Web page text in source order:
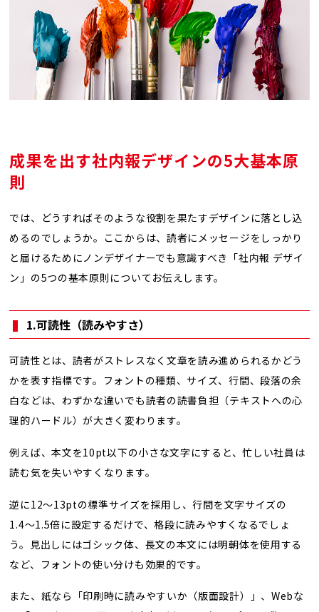
成果を出す社内報デザインの5大基本原
則
では、どうすればそのような役割を果たすデザインに落とし込
めるのでしょうか。ここからは、読者にメッセージをしっかり
と届けるためにノンデザイナーでも意識すべき「社内報 デザイ
ン」の5つの基本原則についてお伝えします。
1.可読性（読みやすさ）
可読性とは、読者がストレスなく文章を読み進められるかどう
かを表す指標です。フォントの種類、サイズ、行間、段落の余
白などは、わずかな違いでも読者の読書負担（テキストへの心
理的ハードル）が大きく変わります。
例えば、本文を10pt以下の小さな文字にすると、忙しい社員は
読む気を失いやすくなります。
逆に12〜13ptの標準サイズを採用し、行間を文字サイズの
1.4〜1.5倍に設定するだけで、格段に読みやすくなるでしょ
う。見出しにはゴシック体、長文の本文には明朝体を使用する
など、フォントの使い分けも効果的です。
また、紙なら「印刷時に読みやすいか（版面設計）」、Webな